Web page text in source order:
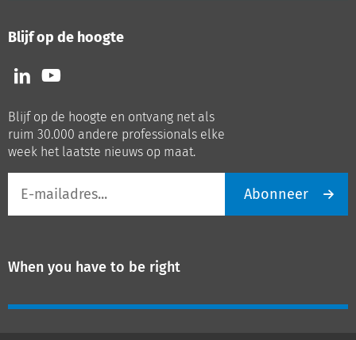
Blijf op de hoogte
Volg
ons
LinkedIn
Volg
ons
Youtube
Blijf op de hoogte en ontvang net als
ruim 30.000 andere professionals elke
week het laatste nieuws op maat.
mailadres
Abonneer
When you have to be right